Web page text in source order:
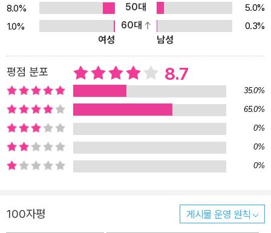
장에 대한 열망과 안타까움, 사람의 가치를 외모로만 판단하는 사회
풍토에 대한 비판 등 결코 가볍지 않은 주제를 모험과 무협이라는 코
드로 맛깔나게 버무린『합★체』는 신선하고 독특했다. 작가의 두 번째
작품 『맨홀』은 『합체』와는 완전 다른 매력으로, 훨씬 더 깊고 풍성해
진 이야기로 ‘소설가’로서 작가의 위치를 단단히 다지는 계기가 될 것
이다. 살인에 관한 작은 이야기 국내 청소년소설에서 ‘죽음’이라는 주
제는 이제 새로울 것도 없는, 흔하디흔한 이야기가 되어 버렸다. 하지
만 자살과 가족의 죽음을 둘러싼 이야기는 많지만 ‘살인’을 다룬 경우
는 없었다. 고등학생이 살인을 저지르다니! 박지리의『맨홀』은 살인에
관한 이야기다. 고3, 열아홉의 나이에 살인자가 되어 버린 소년의 이
야기인 것이다. 어떠한 경우에도 살인은 용서받지 못할 죄악임에 틀
할 수 없다.『맨홀』은 이런 ‘나’의 고백을 통해 부조리한 삶, 불가해한
인간 존재를 맨홀이라는 커다란 구멍을 통해 상징적으로 보여주는 실
8.0%
50대
5.0%
1.0%
60대
0.3%
여성
남성
평점 분포 8.7
35.0%
65.0%
0%
0%
0%
100자평 게시물 운영 원칙